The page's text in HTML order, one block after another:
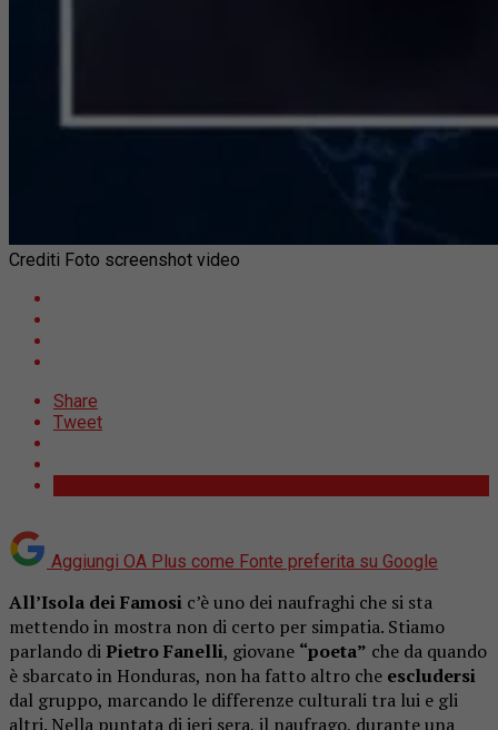
Crediti Foto screenshot video
Share
Tweet
Aggiungi OA Plus come Fonte preferita su Google
All’Isola dei Famosi c’è uno dei naufraghi che si sta
mettendo in mostra non di certo per simpatia. Stiamo
parlando di Pietro Fanelli, giovane “poeta” che da quando
è sbarcato in Honduras, non ha fatto altro che escludersi
dal gruppo, marcando le differenze culturali tra lui e gli
altri. Nella puntata di ieri sera, il naufrago, durante una